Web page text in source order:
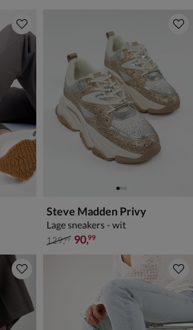
Steve Madden Privy
Lage sneakers - wit
van € 129,99 voor € 90,99
129,99 90,99